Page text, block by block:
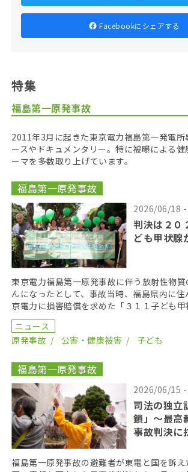
Facebookにシェアする
特集
福島第一原発事故
2011年3月に起きた東京電力福島第一発電所
ースやドキュメンタリー。特に被曝による
ーマを多数取り上げています。
福島第一原発事故
2026/06/18 -
判決は２０
ども甲状腺
東京電力福島第一原発事故に伴う放射性物
んになったとして、事故当時、福島県内に
京電力に損害賠償を求めた「３１１子ども
第１８回口頭弁論が２０２６年６月１７日
ニュース
原発事故
公害・健康被害 子ども
福島第一原発事故
2026/06/15 -
司法の独立
鎖」〜最高
事故判決に
福島第一原発事故の避難者が東電と国を訴え